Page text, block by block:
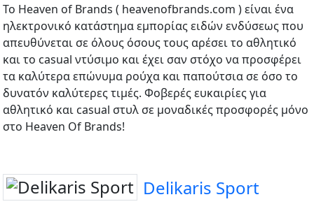
Το Heaven of Brands ( heavenofbrands.com ) είναι ένα
ηλεκτρονικό κατάστημα εμπορίας ειδών ενδύσεως που
απευθύνεται σε όλους όσους τους αρέσει το αθλητικό
και το casual ντύσιμο και έχει σαν στόχο να προσφέρει
τα καλύτερα επώνυμα ρούχα και παπούτσια σε όσο το
δυνατόν καλύτερες τιμές. Φοβερές ευκαιρίες για
αθλητικό και casual στυλ σε μοναδικές προσφορές μόνο
στο Heaven Of Brands!
Delikaris Sport